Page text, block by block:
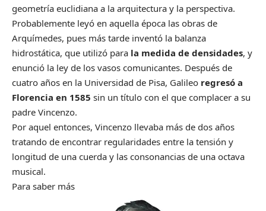
geometría euclidiana a la arquitectura y la perspectiva.
Probablemente leyó en aquella época las obras de
Arquímedes, pues más tarde inventó la balanza
hidrostática, que utilizó para la medida de densidades, y
enunció la ley de los vasos comunicantes. Después de
cuatro años en la Universidad de Pisa, Galileo regresó a
Florencia en 1585 sin un título con el que complacer a su
padre Vincenzo.
Por aquel entonces, Vincenzo llevaba más de dos años
tratando de encontrar regularidades entre la tensión y
longitud de una cuerda y las consonancias de una octava
musical.
Para saber más